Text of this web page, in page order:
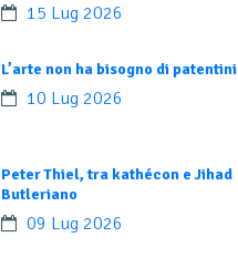
15 Lug 2026
L’arte non ha bisogno di patentini
10 Lug 2026
Peter Thiel, tra kathécon e Jihad
Butleriano
09 Lug 2026